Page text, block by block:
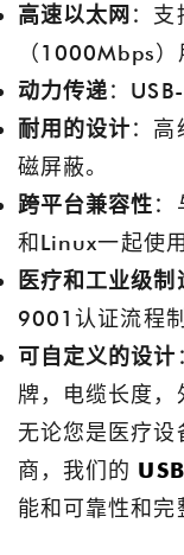
高速以太网 ：支
（1000Mbps）
动力传递：
耐用的设计：高
磁屏蔽。
跨平台兼容性
和Linux一起使用
医疗和工业级制
9001认证流程
可自定义的设计
牌，电缆长度，
无论您是医疗
商，我们的
能和可靠性和完